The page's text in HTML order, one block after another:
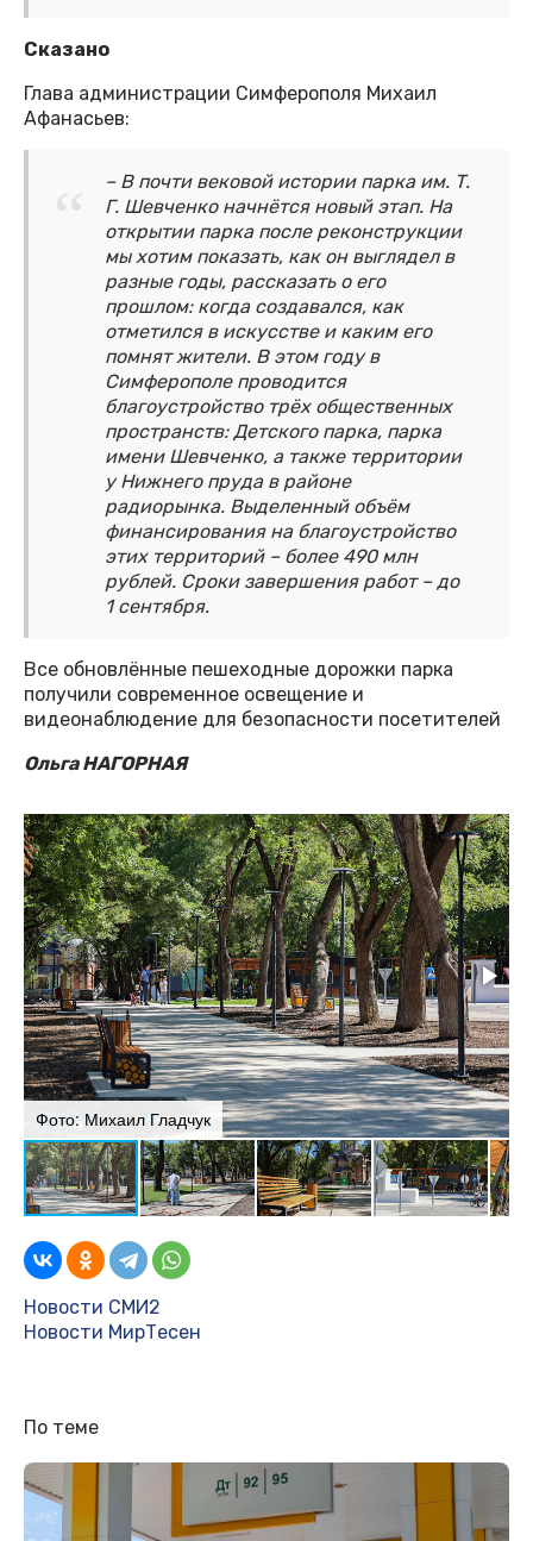
Сказано
Глава администрации Симферополя Михаил
Афанасьев:
– В почти вековой истории парка им. Т.
Г. Шевченко начнётся новый этап. На
открытии парка после реконструкции
мы хотим показать, как он выглядел в
разные годы, рассказать о его
прошлом: когда создавался, как
отметился в искусстве и каким его
помнят жители. В этом году в
Симферополе проводится
благоустройство трёх общественных
пространств: Детского парка, парка
имени Шевченко, а также территории
у Нижнего пруда в районе
радиорынка. Выделенный объём
финансирования на благоустройство
этих территорий – более 490 млн
рублей. Сроки завершения работ – до
1 сентября.
Все обновлённые пешеходные дорожки парка
получили современное освещение и
видеонаблюдение для безопасности посетителей
Ольга НАГОРНАЯ
Фото: Михаил Гладчук
Новости СМИ2
Новости МирТесен
По теме